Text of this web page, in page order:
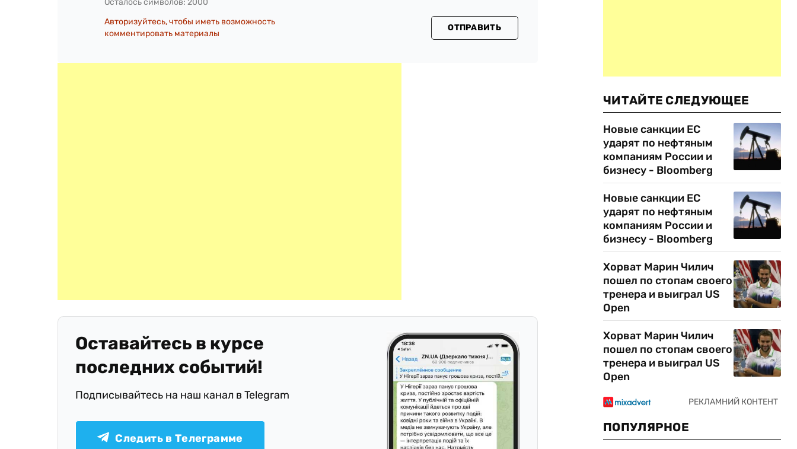
Осталось символов: 2000
Авторизуйтесь, чтобы иметь возможность
комментировать материалы
ОТПРАВИТЬ
Оставайтесь в курсе
последних событий!
Подписывайтесь на наш канал в Telegram
Следить в Телеграмме
ЧИТАЙТЕ СЛЕДУЮЩЕЕ
Новые санкции ЕС
ударят по нефтяным
компаниям России и
бизнесу - Bloomberg
Новые санкции ЕС
ударят по нефтяным
компаниям России и
бизнесу - Bloomberg
Хорват Марин Чилич
пошел по стопам своего
тренера и выиграл US
Open
Хорват Марин Чилич
пошел по стопам своего
тренера и выиграл US
Open
ПОПУЛЯРНОЕ